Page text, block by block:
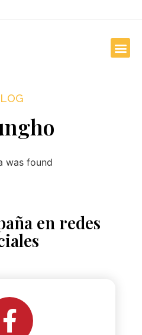
was found
en redes